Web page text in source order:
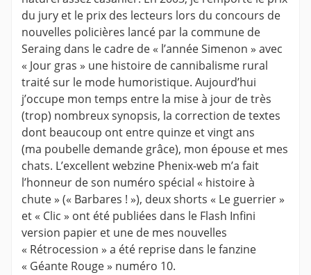
du jury et le prix des lecteurs lors du concours de
nouvelles policières lancé par la commune de
Seraing dans le cadre de « l’année Simenon » avec
« Jour gras » une histoire de cannibalisme rural
traité sur le mode humoristique. Aujourd’hui
j’occupe mon temps entre la mise à jour de très
(trop) nombreux synopsis, la correction de textes
dont beaucoup ont entre quinze et vingt ans
(ma poubelle demande grâce), mon épouse et mes
chats. L’excellent webzine Phenix-web m’a fait
l’honneur de son numéro spécial « histoire à
chute » (« Barbares ! »), deux shorts « Le guerrier »
et « Clic » ont été publiées dans le Flash Infini
version papier et une de mes nouvelles
« Rétrocession » a été reprise dans le fanzine
« Géante Rouge » numéro 10.